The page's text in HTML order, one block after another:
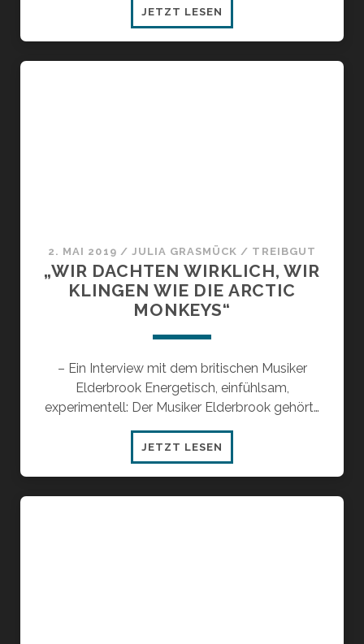
JETZT LESEN
UNTER
2. MAI 2019 / JULIA GRASMÜCK / TREIBGUT
„WIR DACHTEN WIRKLICH, WIR
KLINGEN WIE DIE ARCTIC
MONKEYS“
– Ein Interview mit dem britischen Musiker
Elderbrook Energetisch, einfühlsam,
experimentell: Der Musiker Elderbrook gehört…
JETZT LESEN
DACHTEN